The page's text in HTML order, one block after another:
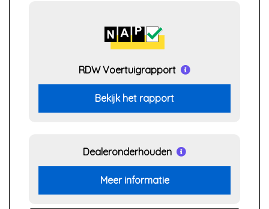
RDW Voertuigrapport
Bekijk het rapport
Dealeronderhouden
Meer informatie